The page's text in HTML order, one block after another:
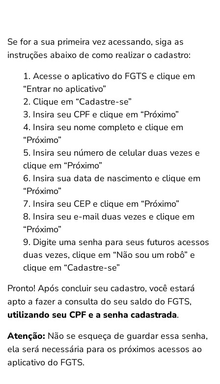
Se for a sua primeira vez acessando, siga as
instruções abaixo de como realizar o cadastro:
Acesse o aplicativo do FGTS e clique em
“Entrar no aplicativo”
Clique em “Cadastre-se”
Insira seu CPF e clique em “Próximo”
Insira seu nome completo e clique em
“Próximo”
Insira seu número de celular duas vezes e
clique em “Próximo”
Insira sua data de nascimento e clique em
“Próximo”
Insira seu CEP e clique em “Próximo”
Insira seu e-mail duas vezes e clique em
“Próximo”
Digite uma senha para seus futuros acessos
duas vezes, clique em “Não sou um robô” e
clique em “Cadastre-se”
Pronto! Após concluir seu cadastro, você estará
apto a fazer a consulta do seu saldo do FGTS,
utilizando seu CPF e a senha cadastrada.
Atenção: Não se esqueça de guardar essa senha,
ela será necessária para os próximos acessos ao
aplicativo do FGTS.